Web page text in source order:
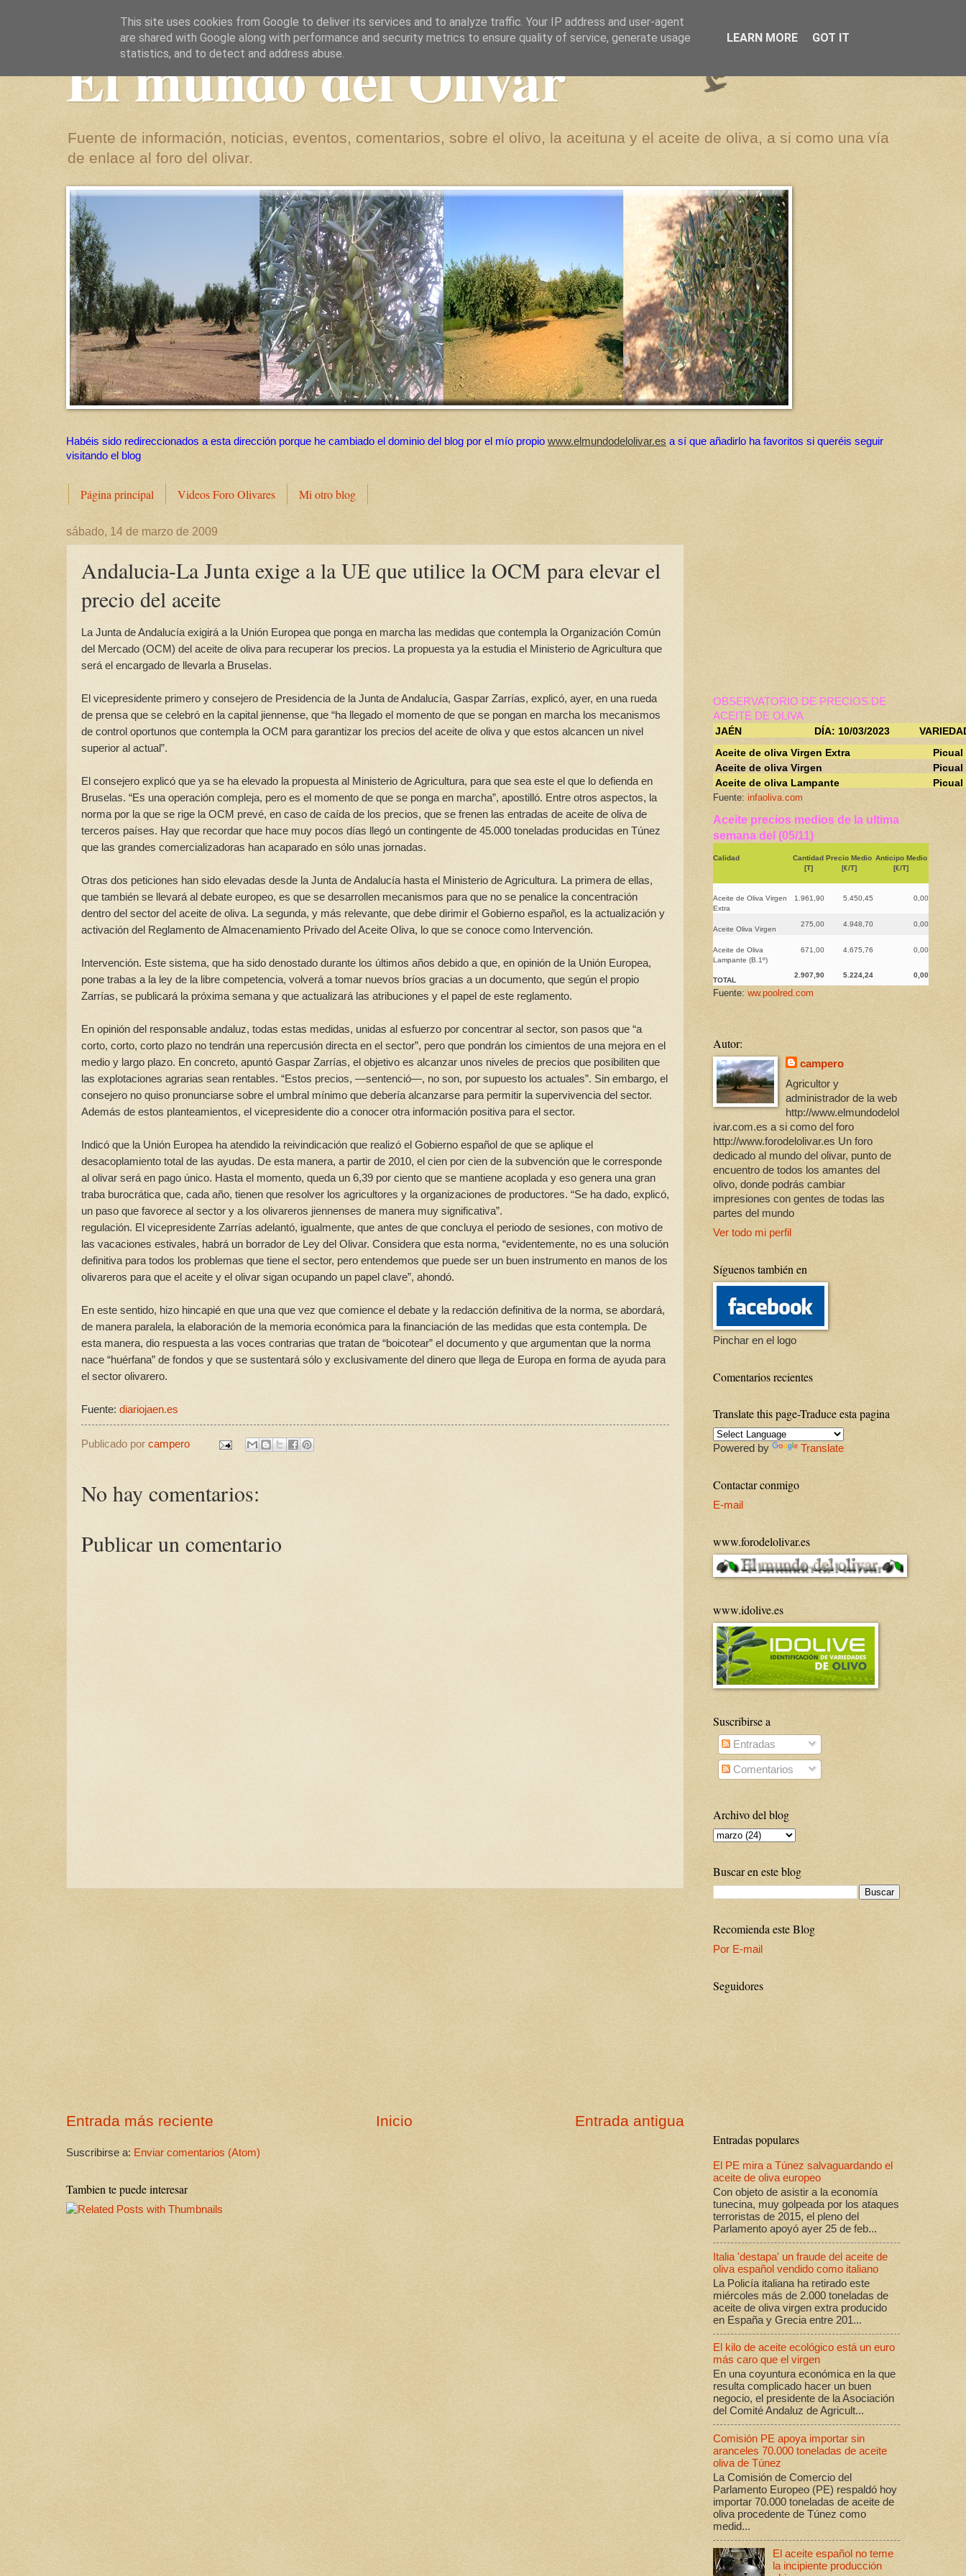
El mundo del Olivar
Fuente de información, noticias, eventos, comentarios, sobre el olivo, la aceituna y el aceite de oliva, a si como una vía
de enlace al foro del olivar.
Habéis sido redireccionados a esta dirección porque he cambiado el dominio del blog por el mío propio www.elmundodelolivar.es a sí que añadirlo ha favoritos si queréis seguir
visitando el blog
Página principal Videos Foro Olivares Mi otro blog
sábado, 14 de marzo de 2009
Andalucia-La Junta exige a la UE que utilice la OCM para elevar el
precio del aceite
La Junta de Andalucía exigirá a la Unión Europea que ponga en marcha las medidas que contempla la Organización Común
del Mercado (OCM) del aceite de oliva para recuperar los precios. La propuesta ya la estudia el Ministerio de Agricultura que
será el encargado de llevarla a Bruselas.
El vicepresidente primero y consejero de Presidencia de la Junta de Andalucía, Gaspar Zarrías, explicó, ayer, en una rueda
de prensa que se celebró en la capital jiennense, que “ha llegado el momento de que se pongan en marcha los mecanismos
de control oportunos que contempla la OCM para garantizar los precios del aceite de oliva y que estos alcancen un nivel
superior al actual”.
El consejero explicó que ya se ha elevado la propuesta al Ministerio de Agricultura, para que sea este el que lo defienda en
Bruselas. “Es una operación compleja, pero es el momento de que se ponga en marcha”, apostilló. Entre otros aspectos, la
norma por la que se rige la OCM prevé, en caso de caída de los precios, que se frenen las entradas de aceite de oliva de
terceros países. Hay que recordar que hace muy pocos días llegó un contingente de 45.000 toneladas producidas en Túnez
que las grandes comercializadoras han acaparado en sólo unas jornadas.
Otras dos peticiones han sido elevadas desde la Junta de Andalucía hasta el Ministerio de Agricultura. La primera de ellas,
que también se llevará al debate europeo, es que se desarrollen mecanismos para que no se penalice la concentración
dentro del sector del aceite de oliva. La segunda, y más relevante, que debe dirimir el Gobierno español, es la actualización y
activación del Reglamento de Almacenamiento Privado del Aceite Oliva, lo que se conoce como Intervención.
Intervención. Este sistema, que ha sido denostado durante los últimos años debido a que, en opinión de la Unión Europea,
pone trabas a la ley de la libre competencia, volverá a tomar nuevos bríos gracias a un documento, que según el propio
Zarrías, se publicará la próxima semana y que actualizará las atribuciones y el papel de este reglamento.
En opinión del responsable andaluz, todas estas medidas, unidas al esfuerzo por concentrar al sector, son pasos que “a
corto, corto, corto plazo no tendrán una repercusión directa en el sector”, pero que pondrán los cimientos de una mejora en el
medio y largo plazo. En concreto, apuntó Gaspar Zarrías, el objetivo es alcanzar unos niveles de precios que posibiliten que
las explotaciones agrarias sean rentables. “Estos precios, —sentenció—, no son, por supuesto los actuales”. Sin embargo, el
consejero no quiso pronunciarse sobre el umbral mínimo que debería alcanzarse para permitir la supervivencia del sector.
Además de estos planteamientos, el vicepresidente dio a conocer otra información positiva para el sector.
Indicó que la Unión Europea ha atendido la reivindicación que realizó el Gobierno español de que se aplique el
desacoplamiento total de las ayudas. De esta manera, a partir de 2010, el cien por cien de la subvención que le corresponde
al olivar será en pago único. Hasta el momento, queda un 6,39 por ciento que se mantiene acoplada y eso genera una gran
traba burocrática que, cada año, tienen que resolver los agricultores y la organizaciones de productores. “Se ha dado, explicó,
un paso que favorece al sector y a los olivareros jiennenses de manera muy significativa”.
regulación. El vicepresidente Zarrías adelantó, igualmente, que antes de que concluya el periodo de sesiones, con motivo de
las vacaciones estivales, habrá un borrador de Ley del Olivar. Considera que esta norma, “evidentemente, no es una solución
definitiva para todos los problemas que tiene el sector, pero entendemos que puede ser un buen instrumento en manos de los
olivareros para que el aceite y el olivar sigan ocupando un papel clave”, ahondó.
En este sentido, hizo hincapié en que una que vez que comience el debate y la redacción definitiva de la norma, se abordará,
de manera paralela, la elaboración de la memoria económica para la financiación de las medidas que esta contempla. De
esta manera, dio respuesta a las voces contrarias que tratan de “boicotear” el documento y que argumentan que la norma
nace “huérfana” de fondos y que se sustentará sólo y exclusivamente del dinero que llega de Europa en forma de ayuda para
el sector olivarero.
Fuente: diariojaen.es
Publicado por campero
No hay comentarios:
Publicar un comentario
Entrada más reciente Entrada antigua
Inicio
Suscribirse a: Enviar comentarios (Atom)
Tambien te puede interesar
OBSERVATORIO DE PRECIOS DE
ACEITE DE OLIVA
JAÉN
DÍA: 10/03/2023
Aceite de oliva Virgen Extra
Picual
Aceite de oliva Virgen
Picual
Aceite de oliva Lampante
Picual
Fuente: infaoliva.com
Aceite precios medios de la ultima
semana del (05/11)
Calidad
Cantidad
[T]
Precio Medio
[€/T]
Anticipo Medio
[€/T]
Aceite de Oliva Virgen
Extra
1.961,90 5.450,45 0,00
Aceite Oliva Virgen
275,00 4.948,70 0,00
Aceite de Oliva
Lampante (B.1º)
671,00 4.675,76 0,00
TOTAL
2.907,90 5.224,24 0,00
Fuente: ww.poolred.com
Autor:
campero
Agricultor y
administrador de la web
http://www.elmundodelol
ivar.com.es a si como del foro
http://www.forodelolivar.es Un foro
dedicado al mundo del olivar, punto de
encuentro de todos los amantes del
olivo, donde podrás cambiar
impresiones con gentes de todas las
partes del mundo
Ver todo mi perfil
Síguenos también en
Pinchar en el logo
Comentarios recientes
Translate this page-Traduce esta pagina
Powered by Translate
Contactar conmigo
E-mail
www.forodelolivar.es
www.idolive.es
Suscribirse a
Entradas
Comentarios
Archivo del blog
Buscar en este blog
Recomienda este Blog
Por E-mail
Seguidores
Entradas populares
El PE mira a Túnez salvaguardando el
aceite de oliva europeo
Con objeto de asistir a la economía
tunecina, muy golpeada por los ataques
terroristas de 2015, el pleno del
Parlamento apoyó ayer 25 de feb...
Italia 'destapa' un fraude del aceite de
oliva español vendido como italiano
La Policía italiana ha retirado este
miércoles más de 2.000 toneladas de
aceite de oliva virgen extra producido
en España y Grecia entre 201...
El kilo de aceite ecológico está un euro
más caro que el virgen
En una coyuntura económica en la que
resulta complicado hacer un buen
negocio, el presidente de la Asociación
del Comité Andaluz de Agricult...
Comisión PE apoya importar sin
aranceles 70.000 toneladas de aceite
oliva de Túnez
La Comisión de Comercio del
Parlamento Europeo (PE) respaldó hoy
importar 70.000 toneladas de aceite de
oliva procedente de Túnez como
medid...
El aceite español no teme
la incipiente producción
This site uses cookies from Google to deliver its services and to analyze traffic. Your IP address and user-agent
are shared with Google along with performance and security metrics to ensure quality of service, generate usage
statistics, and to detect and address abuse.
LEARN MORE GOT IT